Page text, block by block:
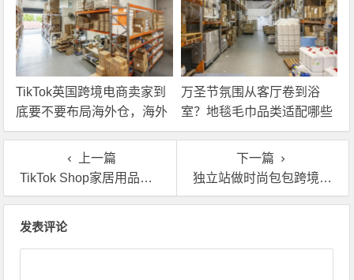
TikTok英国跨境电商卖家到
底要不要布局海外仓，海外
仓优势分析！
万圣节氛围从客厅卷到浴
室？地毯毛巾品类适配哪些
海外仓服务？
上一篇
TikTok Shop家居用品海外仓一件代发操作麻烦吗？
下一篇
独立站做时尚包包跨境电商，怎么选一个靠谱的英国海外仓帮忙代发？
发表评论